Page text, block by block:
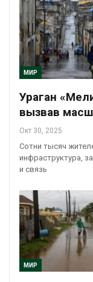
МИР
Ураган
вызвав
Окт 30, 2025
Сотни тысяч
инфраструктура,
и связь
МИР